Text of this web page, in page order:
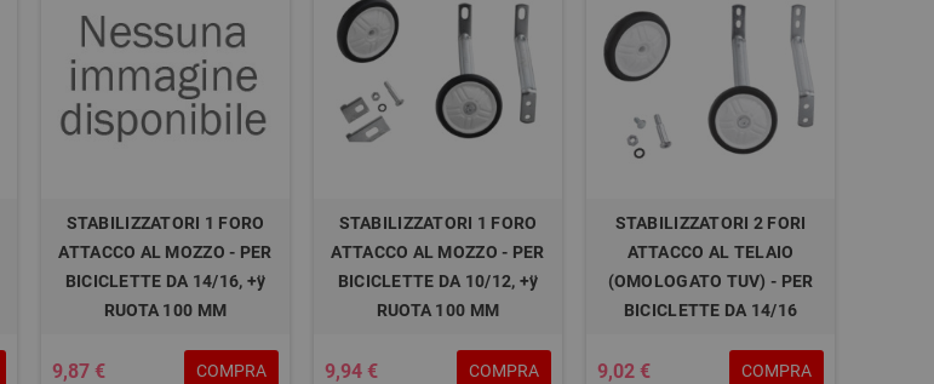
STABILIZZATORI 1 FORO
ATTACCO AL MOZZO - PER
BICICLETTE DA 14/16, +ÿ
RUOTA 100 MM
9,87 € COMPRA
STABILIZZATORI 1 FORO
ATTACCO AL MOZZO - PER
BICICLETTE DA 10/12, +ÿ
RUOTA 100 MM
9,94 € COMPRA
STABILIZZATORI 2 FORI
ATTACCO AL TELAIO
(OMOLOGATO TUV) - PER
BICICLETTE DA 14/16
9,02 € COMPRA